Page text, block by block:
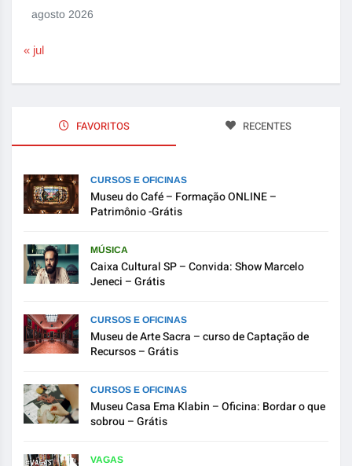
agosto 2026
« jul
FAVORITOS RECENTES
CURSOS E OFICINAS
Museu do Café – Formação ONLINE –
Patrimônio -Grátis
MÚSICA
Caixa Cultural SP – Convida: Show Marcelo
Jeneci – Grátis
CURSOS E OFICINAS
Museu de Arte Sacra – curso de Captação de
Recursos – Grátis
CURSOS E OFICINAS
Museu Casa Ema Klabin – Oficina: Bordar o que
sobrou – Grátis
VAGAS